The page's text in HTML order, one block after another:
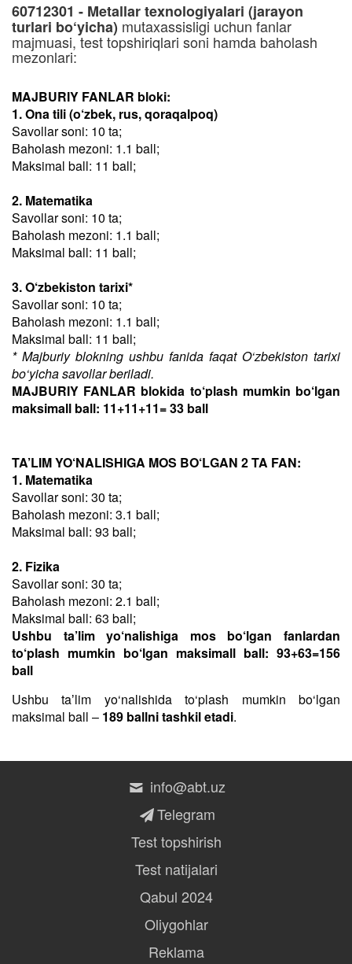
60712301 - Metallar texnologiyalari (jarayon
turlari bo‘yicha) mutaxassisligi uchun fanlar
majmuasi, test topshiriqlari soni hamda baholash
mezonlari:
MAJBURIY FANLAR bloki:
1. Ona tili (o‘zbek, rus, qoraqalpoq)
Savollar soni: 10 ta;
Baholash mezoni: 1.1 ball;
Maksimal ball: 11 ball;
2. Matematika
Savollar soni: 10 ta;
Baholash mezoni: 1.1 ball;
Maksimal ball: 11 ball;
3. O‘zbekiston tarixi*
Savollar soni: 10 ta;
Baholash mezoni: 1.1 ball;
Maksimal ball: 11 ball;
* Majburiy blokning ushbu fanida faqat O‘zbekiston tarixi
bo‘yicha savollar beriladi.
MAJBURIY FANLAR blokida to‘plash mumkin bo‘lgan
maksimall ball: 11+11+11= 33 ball
TA’LIM YO‘NALISHIGA MOS BO‘LGAN 2 TA FAN:
1. Matematika
Savollar soni: 30 ta;
Baholash mezoni: 3.1 ball;
Maksimal ball: 93 ball;
2. Fizika
Savollar soni: 30 ta;
Baholash mezoni: 2.1 ball;
Maksimal ball: 63 ball;
Ushbu ta’lim yo‘nalishiga mos bo‘lgan fanlardan
to‘plash mumkin bo‘lgan maksimall ball: 93+63=156
ball
Ushbu taʼlim yo‘nalishida to‘plash mumkin bo‘lgan
maksimal ball – 189 ballni tashkil etadi.
info@abt.uz
Telegram
Test topshirish
Test natijalari
Qabul 2024
Oliygohlar
Reklama